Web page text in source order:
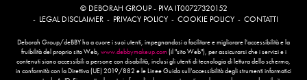
© DEBORAH GROUP - PIVA IT00727320152
LEGAL DISCLAIMER
PRIVACY POLICY COOKIE POLICY CONTATTI
Deborah Group/deBBY ha a cuore i suoi utenti, impegnandosi a facilitare e migliorare l'accessibilità e la
fruibilità del proprio sito Web, www.debbymakeup.com(il "sito Web"), per assicurarsi che i servizi e i
contenuti siano accessibili a persone con disabilità, inclusi gli utenti di tecnologia di lettura dello schermo,
in conformità con la Direttiva (UE) 2019/882 e le Linee Guida sull’accessibilità degli strumenti informatici